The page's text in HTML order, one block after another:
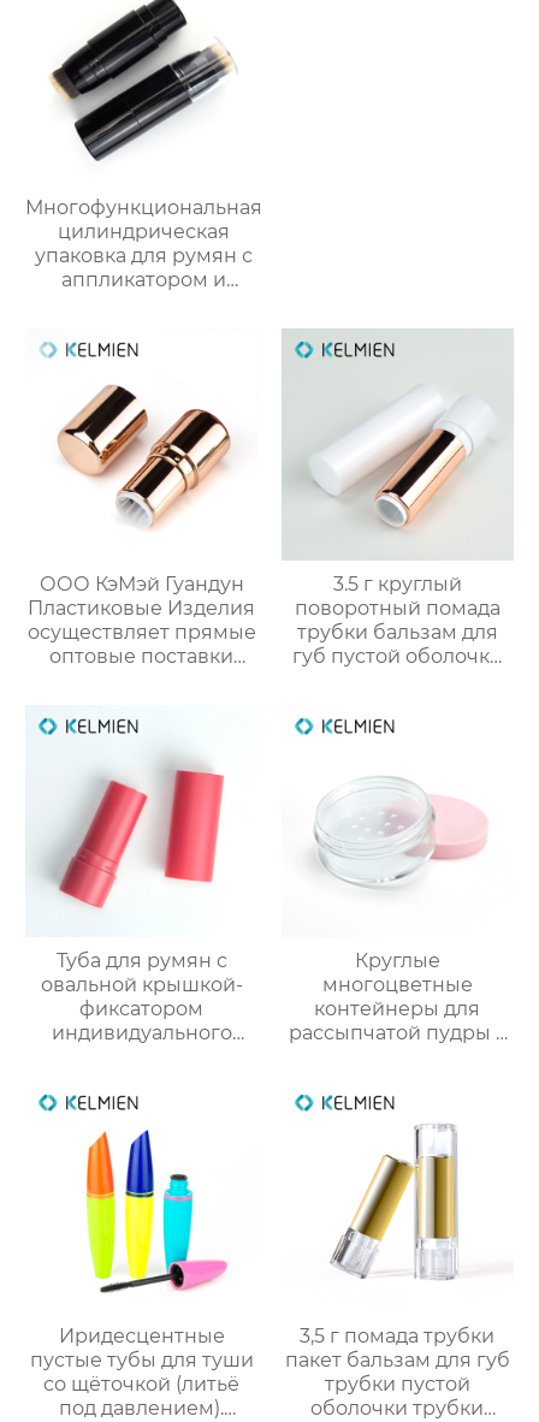
Многофункциональная
цилиндрическая
упаковка для румян с
аппликатором и
ООО КэМэй Гуандун
Пластиковые Изделия
осуществляет прямые
оптовые поставки
3.5 г круглый
поворотный помада
трубки бальзам для
губ пустой оболочки
Туба для румян с
овальной крышкой-
фиксатором
индивидуального
упаковка для
косметики
Круглые
многоцветные
контейнеры для
рассыпчатой пудры с
оптовые продажи
напрямую с завода
Иридесцентные
пустые тубы для туши
со щёточкой (литьё
под давлением).
3,5 г помада трубки
пакет бальзам для губ
трубки пустой
оболочки трубки